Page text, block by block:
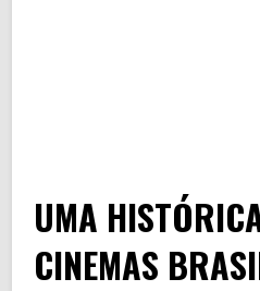
UMA
CINEMAS